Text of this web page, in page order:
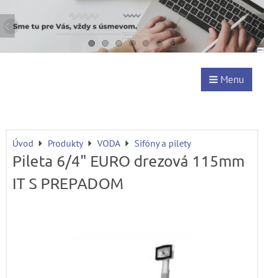
Menu
Úvod Produkty VODA Sifóny a pilety
Pileta 6/4" EURO drezová 115mm
IT S PREPADOM